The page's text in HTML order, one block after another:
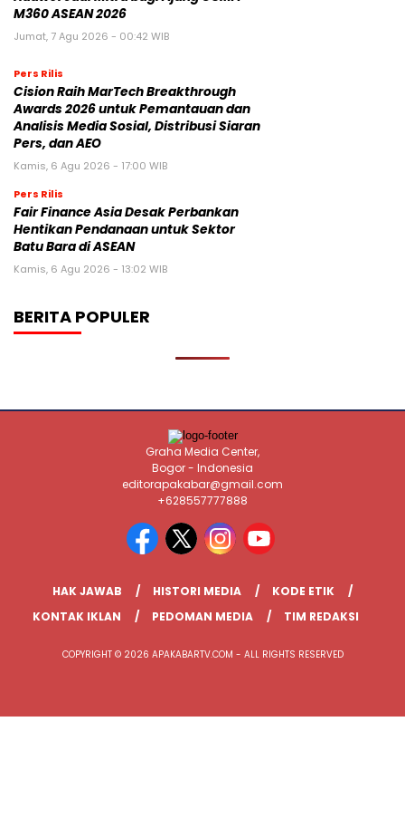
M360 ASEAN 2026
Jumat, 7 Agu 2026 - 00:42 WIB
Pers Rilis
Cision Raih MarTech Breakthrough
Awards 2026 untuk Pemantauan dan
Analisis Media Sosial, Distribusi Siaran
Pers, dan AEO
Kamis, 6 Agu 2026 - 17:00 WIB
Pers Rilis
Fair Finance Asia Desak Perbankan
Hentikan Pendanaan untuk Sektor
Batu Bara di ASEAN
Kamis, 6 Agu 2026 - 13:02 WIB
BERITA POPULER
Graha Media Center,
Bogor - Indonesia
editorapakabar@gmail.com
+628557777888
HAK JAWAB HISTORI MEDIA
KODE ETIK
KONTAK IKLAN
PEDOMAN MEDIA TIM REDAKSI
COPYRIGHT © 2026 APAKABARTV.COM - ALL RIGHTS RESERVED